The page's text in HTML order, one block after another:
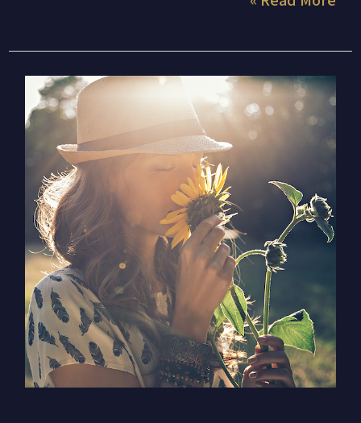
שמש
באריה
ופורטל
האריות –
מציאת
שמחה
על
מעורבות
ולא